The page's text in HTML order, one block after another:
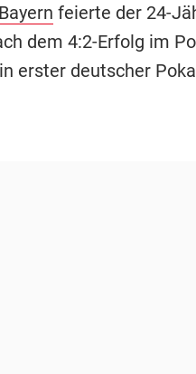
feierte der 24-
dem 4:2-Erfolg im
erster deutscher